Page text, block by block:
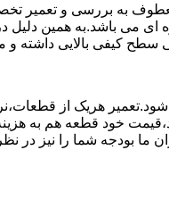
به بررسی و تعمیر
ای می باشد.به همین
سطح کیفی بالایی
شود.تعمیر هریک از
خود قطعه هم به
ما بودجه شما را نیز